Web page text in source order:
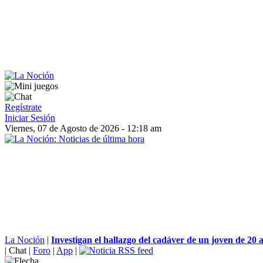
Regístrate
Iniciar Sesión
Viernes, 07 de Agosto de 2026 - 12:18 am
La Noción | Investigan el hallazgo del cadáver de un joven de 20
| Chat | Foro | App |